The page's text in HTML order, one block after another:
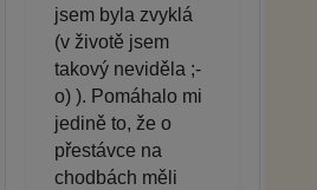
jsem byla zvyklá
(v životě jsem
takový neviděla ;-
o) ). Pomáhalo mi
jedině to, že o
přestávce na
chodbách měli